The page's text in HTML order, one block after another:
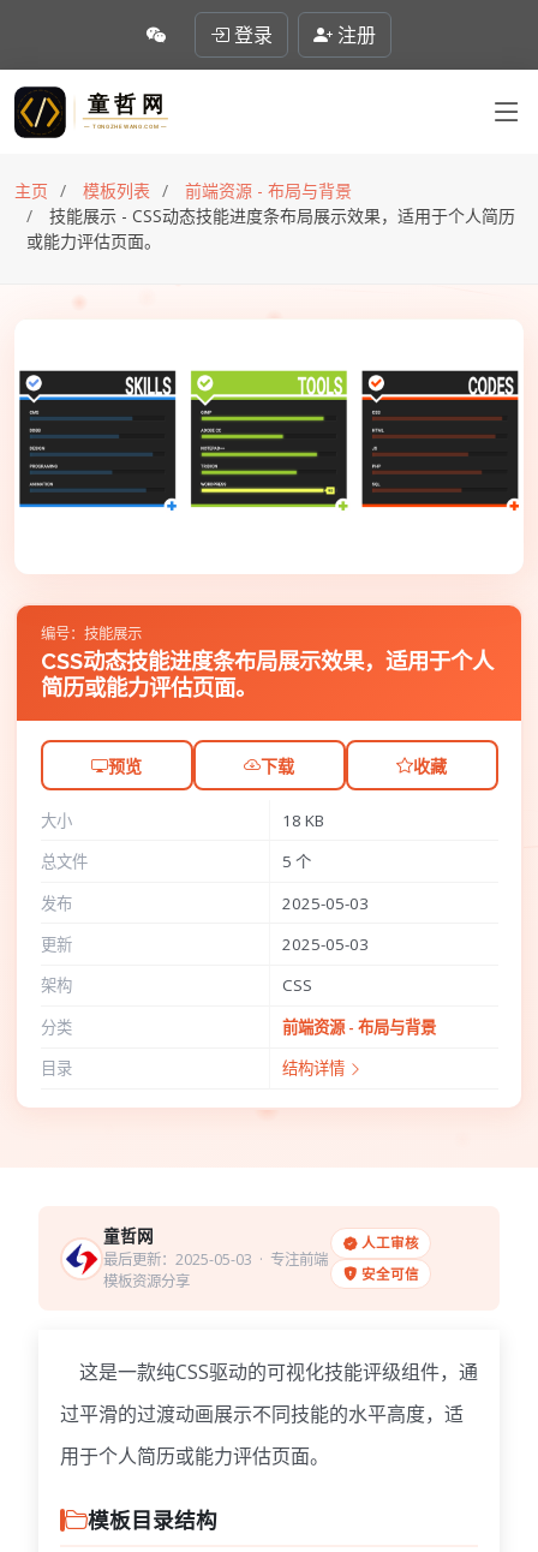
登录 注册
主页 模板列表
前端资源 - 布局与背景
技能展示 - CSS动态技能进度条布局展示效果，适用于个人简历
或能力评估页面。
编号：技能展示
CSS动态技能进度条布局展示效果，适用于个人
简历或能力评估页面。
预览 下载 收藏
大小
18 KB
总文件
5 个
发布
2025-05-03
更新
2025-05-03
架构
CSS
分类
前端资源 - 布局与背景
目录
结构详情
童哲网
最后更新：2025-05-03 · 专注前端
模板资源分享
人工审核
安全可信
这是一款纯CSS驱动的可视化技能评级组件，通
过平滑的过渡动画展示不同技能的水平高度，适
用于个人简历或能力评估页面。
模板目录结构